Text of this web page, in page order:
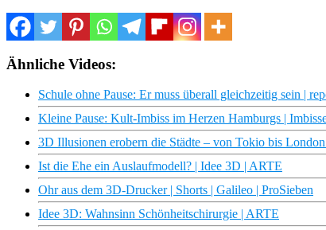
Ähnliche Videos:
Schule ohne Pause: Er muss überall gleichzeitig sein |
Kleine Pause: Kult-Imbiss im Herzen Hamburgs |
3D Illusionen erobern die Städte – von Tokio bis
Ist die Ehe ein Auslaufmodell? | Idee 3D | ARTE
Ohr aus dem 3D-Drucker | Shorts | Galileo | ProSieben
Idee 3D: Wahnsinn Schönheitschirurgie | ARTE